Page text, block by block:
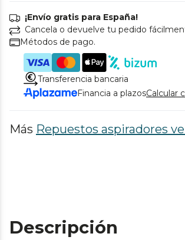
¡Envío gratis para España!
Cancela o devuelve tu pedido
Métodos de pago.
Transferencia bancaria
Financia a plazosCalcular
Más Repuestos aspiradores
Descripción